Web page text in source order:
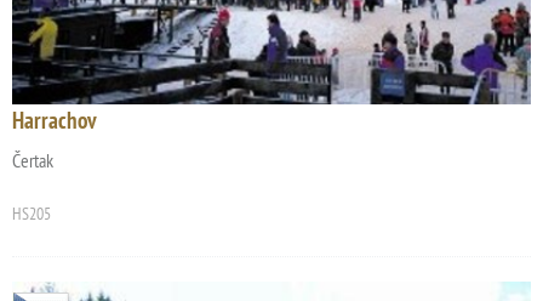
Harrachov
Čertak
HS205